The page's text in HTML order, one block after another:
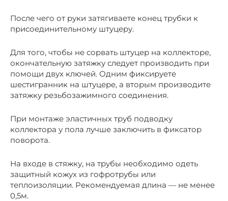
После чего от руки затягиваете конец трубки к
присоединительному штуцеру.
Для того, чтобы не сорвать штуцер на коллекторе,
окончательную затяжку следует производить при
помощи двух ключей. Одним фиксируете
шестигранник на штуцере, а вторым производите
затяжку резьбозажимного соединения.
При монтаже эластичных труб подводку
коллектора у пола лучше заключить в фиксатор
поворота.
На входе в стяжку, на трубы необходимо одеть
защитный кожух из гофротрубы или
теплоизоляции. Рекомендуемая длина — не менее
0,5м.